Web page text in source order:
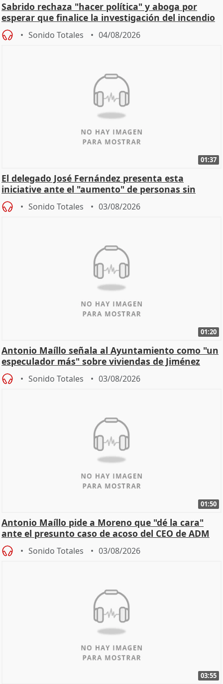
Sabrido rechaza "hacer política" y aboga por
esperar que finalice la investigación del incendio
Sonido Totales 04/08/2026
01:37
El delegado José Fernández presenta esta
iniciative ante el "aumento" de personas sin
hogar en Madri
Sonido Totales 03/08/2026
01:20
Antonio Maíllo señala al Ayuntamiento como "un
especulador más" sobre viviendas de Jiménez
Becerril
Sonido Totales 03/08/2026
01:50
Antonio Maíllo pide a Moreno que "dé la cara"
ante el presunto caso de acoso del CEO de ADM
Sonido Totales 03/08/2026
03:55